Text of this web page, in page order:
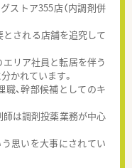
ストア355店（内調剤併
とされる店舗を追究して
リア社員と転居を伴う
かれています。
、幹部候補としてのキ
は調剤投薬業務が中心
思いを大事にされてい